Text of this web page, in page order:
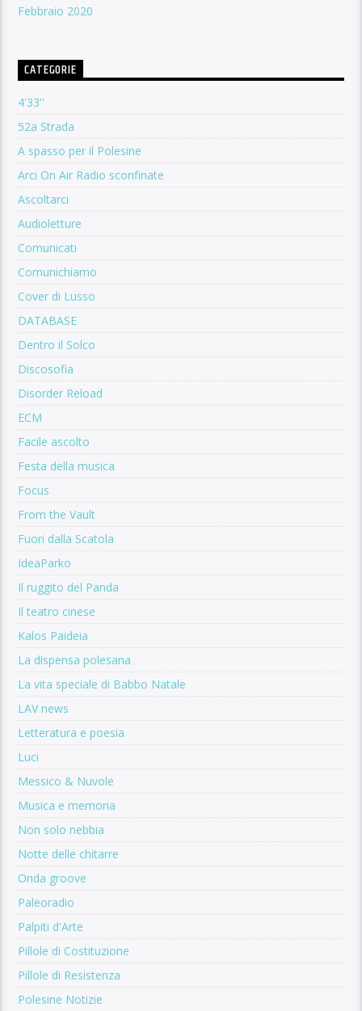
Febbraio 2020
CATEGORIE
4'33''
52a Strada
A spasso per il Polesine
Arci On Air Radio sconfinate
Ascoltarci
Audioletture
Comunicati
Comunichiamo
Cover di Lusso
DATABASE
Dentro il Solco
Discosofia
Disorder Reload
ECM
Facile ascolto
Festa della musica
Focus
From the Vault
Fuori dalla Scatola
IdeaParko
Il ruggito del Panda
Il teatro cinese
Kalos Paideia
La dispensa polesana
La vita speciale di Babbo Natale
LAV news
Letteratura e poesia
Luci
Messico & Nuvole
Musica e memoria
Non solo nebbia
Notte delle chitarre
Onda groove
Paleoradio
Palpiti d'Arte
Pillole di Costituzione
Pillole di Resistenza
Polesine Notizie